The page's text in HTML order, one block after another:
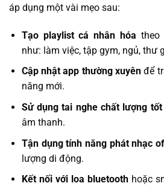
áp dụng một vài mẹo sau:
Tạo playlist cá nhân hóa theo
như: làm việc, tập gym, ngủ, thư
Cập nhật app thường xuyênđể
năng mới.
Sử dụng tai nghe chất lượng tốt
âm thanh.
Tận dụng tính năng phát nhạc
lượng di động.
Kết nối với loa bluetoothhoặc